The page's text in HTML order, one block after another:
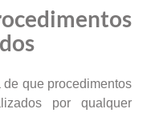
de que procedimentos
por qualquer